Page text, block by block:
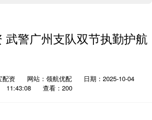
武警广州支队双节执勤护航
配资 网站：领航优配
日期：2025-10-04
11:43:08
查看：200